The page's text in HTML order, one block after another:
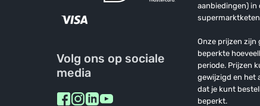
Volg ons op sociale
media
aanbiedingen) in
Onze prijzen zijn
beperkte
periode. Prijzen
gewijzigd en het
dat je kunt
beperkt.